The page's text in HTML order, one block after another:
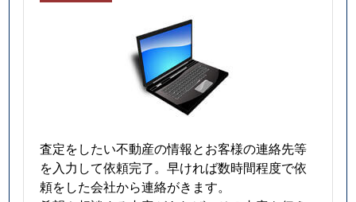
査定をしたい不動産の情報とお客様の連絡先等
を入力して依頼完了。早ければ数時間程度で依
頼をした会社から連絡がきます。